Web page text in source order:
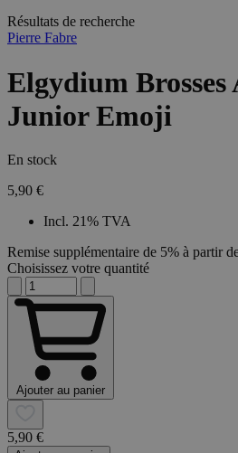
Résultats de recherche
Pierre Fabre
Elgydium Brosses
Junior Emoji
En stock
5,90 €
Incl. 21% TVA
Remise supplémentaire de 5% à partir
Choisissez votre quantité
Ajouter au panier
5,90 €